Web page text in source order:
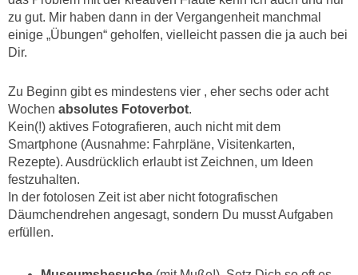
zu gut. Mir haben dann in der Vergangenheit manchmal
einige „Übungen“ geholfen, vielleicht passen die ja auch bei
Dir.
Zu Beginn gibt es mindestens vier , eher sechs oder acht
Wochen absolutes Fotoverbot.
Kein(!) aktives Fotografieren, auch nicht mit dem
Smartphone (Ausnahme: Fahrpläne, Visitenkarten,
Rezepte). Ausdrücklich erlaubt ist Zeichnen, um Ideen
festzuhalten.
In der fotolosen Zeit ist aber nicht fotografischen
Däumchendrehen angesagt, sondern Du musst Aufgaben
erfüllen.